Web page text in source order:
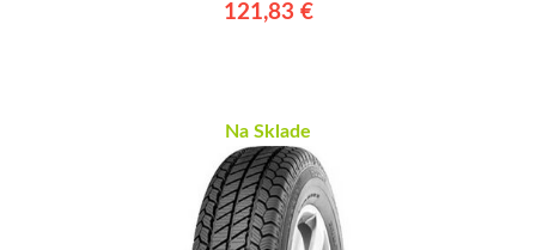
121,83 €
Na Sklade